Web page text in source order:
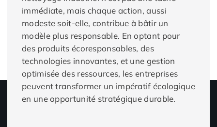
immédiate, mais chaque action, aussi
modeste soit-elle, contribue à bâtir un
modèle plus responsable. En optant pour
des produits écoresponsables, des
technologies innovantes, et une gestion
optimisée des ressources, les entreprises
peuvent transformer un impératif écologique
en une opportunité stratégique durable.